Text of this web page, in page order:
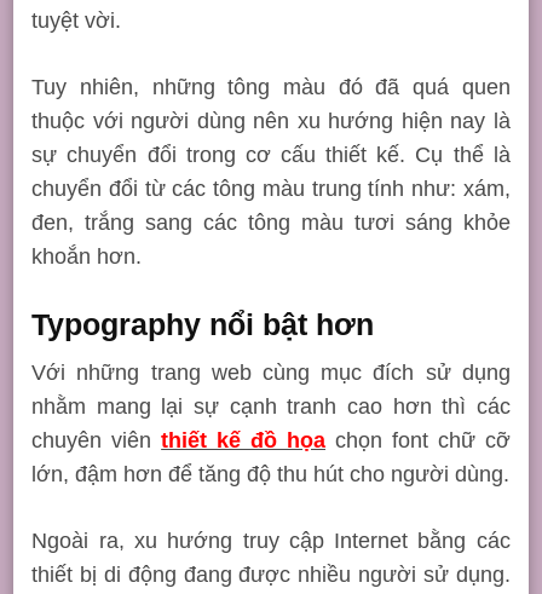
tuyệt vời.
Tuy nhiên, những tông màu đó đã quá quen
thuộc với người dùng nên xu hướng hiện nay là
sự chuyển đổi trong cơ cấu thiết kế. Cụ thể là
chuyển đổi từ các tông màu trung tính như: xám,
đen, trắng sang các tông màu tươi sáng khỏe
khoắn hơn.
Typography nổi bật hơn
Với những trang webcùng mục đích sử dụng
nhằm mang lại sự cạnh tranh cao hơn thì các
chuyên viênthiết kế đồ họa chọn font chữ cỡ
lớn, đậm hơn để tăng độ thu hút cho người dùng.
Ngoài ra, xu hướng truy cập Internet bằng các
thiết bị di động đang được nhiều người sử dụng.